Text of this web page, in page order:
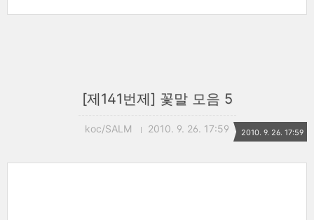
[제141번제] 꽃말 모음 5
koc/SALM 2010. 9. 26. 17:59 2010. 9. 26. 17:59